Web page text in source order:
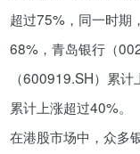
08-02
排名第一，年营收
速堪称疯狂！
10-16
超过75%，同一时期
68%，青岛银行（
（600919.SH）累
累计上涨超过40%。
在港股市场中，众多